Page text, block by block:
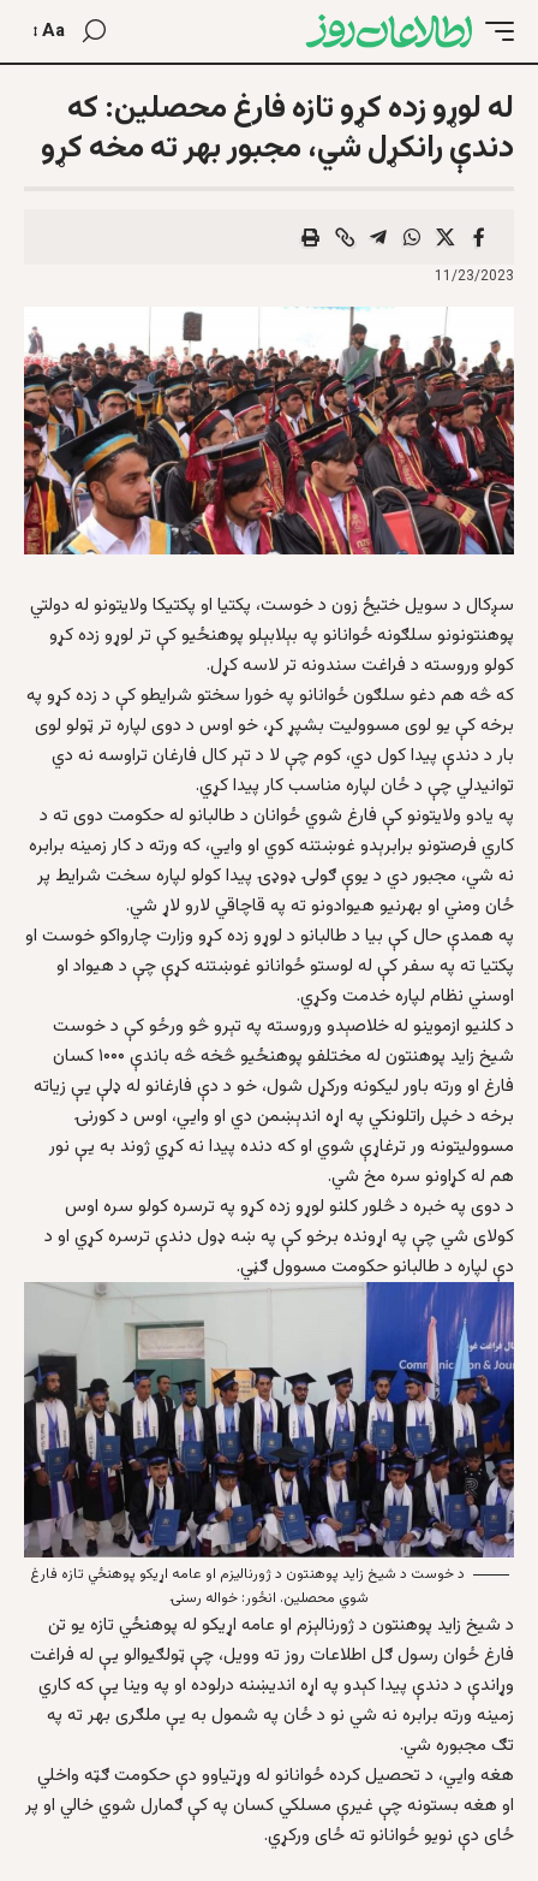
Aa
له لوړو زده کړو تازه فارغ محصلین: که
دندې رانکړل شي، مجبور بهر ته مخه کړو
11/23/2023
سږکال د سويل ختيځ زون د خوست، پکتيا او پکتيکا ولايتونو له دولتي
پوهنتونونو سلګونه ځوانانو په بېلابېلو پوهنځيو کې تر لوړو زده کړو
کولو وروسته د فراغت سندونه تر لاسه کړل.
که څه هم دغو سلګون ځوانانو په خورا سختو شرايطو کې د زده کړو په
برخه کې يو لوی مسووليت بشپړ کړ، خو اوس د دوی لپاره تر ټولو لوی
بار د دندې پيدا کول دي، کوم چې لا د تېر کال فارغان تراوسه نه دي
توانیدلي چې د ځان لپاره مناسب کار پیدا کړي.
په يادو ولايتونو کې فارغ شوي ځوانان د طالبانو له حکومت دوی ته د
کاري فرصتونو برابرېدو غوښتنه کوي او وايي، که ورته د کار زمينه برابره
نه شي، مجبور دي د يوې ګولۍ ډوډۍ پيدا کولو لپاره سخت شرايط پر
ځان ومني او بهرنيو هيوادونو ته په قاچاقي لارو لاړ شي.
په همدې حال کې بيا د طالبانو د لوړو زده کړو وزارت چارواکو خوست او
پکتيا ته په سفر کې له لوستو ځوانانو غوښتنه کړې چې د هيواد او
اوسني نظام لپاره خدمت وکړي.
د کلنيو ازموينو له خلاصېدو وروسته په تېرو څو ورځو کې د خوست
شيخ زايد پوهنتون له مختلفو پوهنځيو څخه څه باندې ۱۰۰۰ کسان
فارغ او ورته باور ليکونه ورکړل شول، خو د دې فارغانو له ډلې يې زياته
برخه د خپل راتلونکي په اړه اندېښمن دي او وايي، اوس د کورنۍ
مسووليتونه ور ترغاړې شوي او که دنده پيدا نه کړي ژوند به يې نور
هم له کړاونو سره مخ شي.
د دوی په خبره د څلور کلنو لوړو زده کړو په ترسره کولو سره اوس
کولای شي چې په اړونده برخو کې په ښه ډول دندې ترسره کړي او د
دې لپاره د طالبانو حکومت مسوول ګڼي.
د خوست د شیخ زاید پوهنتون د ژورنالیزم او عامه اړیکو پوهنځي تازه فارغ
شوي محصلین. انځور: خواله رسنۍ
د شيخ زايد پوهنتون د ژورنالېزم او عامه اړيکو له پوهنځي تازه يو تن
فارغ ځوان رسول ګل اطلاعات روز ته وويل، چې ټولګيوالو يې له فراغت
وړاندې د دندې پيدا کېدو په اړه اندیښنه درلوده او په وينا يې که کاري
زمينه ورته برابره نه شي نو د ځان په شمول به يې ملګری بهر ته په
تګ مجبوره شي.
هغه وايي، د تحصيل کرده ځوانانو له وړتياوو دې حکومت ګټه واخلي
او هغه بستونه چې غیرې مسلکي کسان په کې ګمارل شوي خالي او پر
ځای دې نويو ځوانانو ته ځای ورکړي.